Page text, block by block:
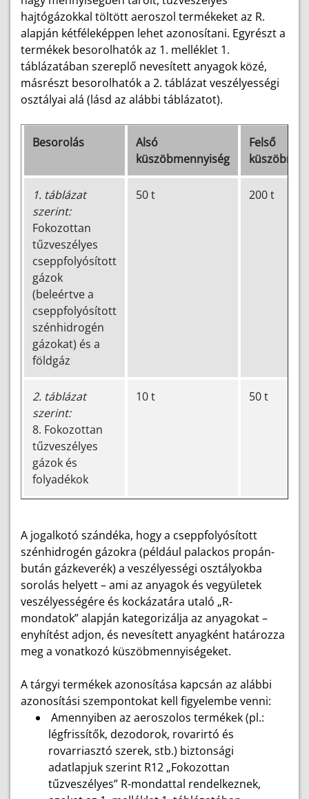
hajtógázokkal töltött aeroszol termékeket az R.
alapján kétféleképpen lehet azonosítani. Egyrészt a
termékek besorolhatók az 1. melléklet 1.
táblázatában szereplő nevesített anyagok közé,
másrészt besorolhatók a 2. táblázat veszélyességi
osztályai alá (lásd az alábbi táblázatot).
Besorolás
Alsó
küszöbmennyiség
Felső
1. táblázat
szerint:
Fokozottan
tűzveszélyes
cseppfolyósított
gázok
(beleértve a
cseppfolyósított
szénhidrogén
gázokat) és a
földgáz
50 t 200 t
2. táblázat
szerint:
8. Fokozottan
tűzveszélyes
gázok és
folyadékok
10 t 50 t
A jogalkotó szándéka, hogy a cseppfolyósított
szénhidrogén gázokra (például palackos propán-
bután gázkeverék) a veszélyességi osztályokba
sorolás helyett – ami az anyagok és vegyületek
veszélyességére és kockázatára utaló „R-
mondatok” alapján kategorizálja az anyagokat –
enyhítést adjon, és nevesített anyagként határozza
meg a vonatkozó küszöbmennyiségeket.
A tárgyi termékek azonosítása kapcsán az alábbi
azonosítási szempontokat kell figyelembe venni:
Amennyiben az aeroszolos termékek (pl.:
légfrissítők, dezodorok, rovarirtó és
rovarriasztó szerek, stb.) biztonsági
adatlapjuk szerint R12 „Fokozottan
tűzveszélyes” R-mondattal rendelkeznek,